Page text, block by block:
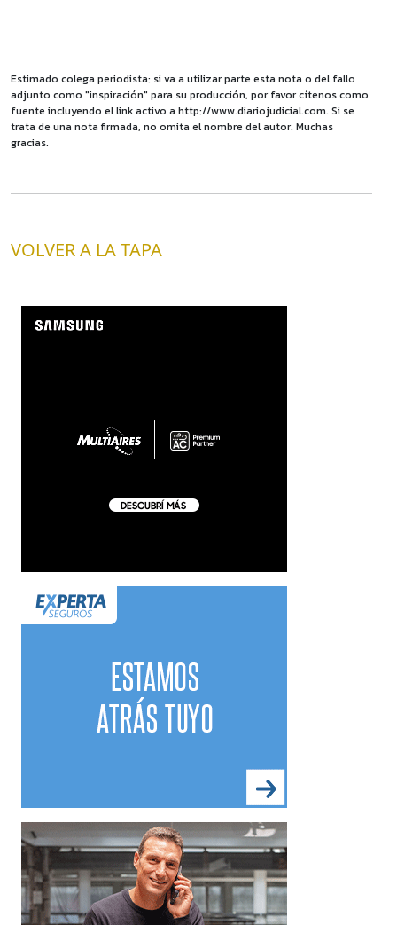
Estimado colega periodista: si va a utilizar parte esta nota o del fallo
adjunto como "inspiración" para su producción, por favor cítenos como
fuente incluyendo el link activo a http://www.diariojudicial.com. Si se
trata de una nota firmada, no omita el nombre del autor. Muchas
gracias.
VOLVER A LA TAPA